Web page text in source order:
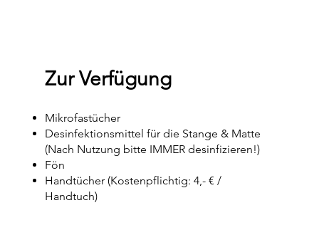
Zur Verfügung
Mikrofastücher
Desinfektionsmittel für die Stange & Matte
(Nach Nutzung bitte IMMER desinfizieren!)
Fön
Handtücher (Kostenpflichtig: 4,- € /
Handtuch)